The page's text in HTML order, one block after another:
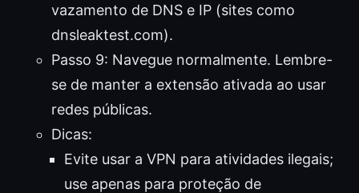
vazamento de DNS e IP (sites como
dnsleaktest.com).
Passo 9: Navegue normalmente. Lembre-
se de manter a extensão ativada ao usar
redes públicas.
Dicas:
Evite usar a VPN para atividades ilegais;
use apenas para proteção de